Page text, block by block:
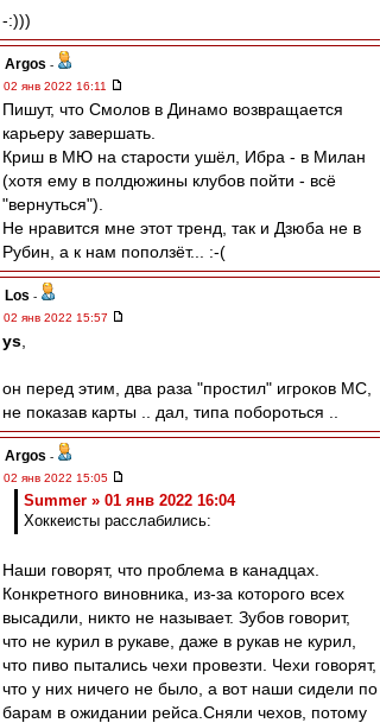
-:)))
Argos -
02 янв 2022 16:11
Пишут, что Смолов в Динамо возвращается
карьеру завершать.
Криш в МЮ на старости ушёл, Ибра - в Милан
(хотя ему в полдюжины клубов пойти - всё
"вернуться").
Не нравится мне этот тренд, так и Дзюба не в
Рубин, а к нам поползёт... :-(
Los -
02 янв 2022 15:57
ys
он перед этим, два раза "простил" игроков МС,
не показав карты .. дал, типа побороться ..
Argos -
02 янв 2022 15:05
Summer » 01 янв 2022 16:04
Хоккеисты расслабились:
Наши говорят, что проблема в канадцах.
Конкретного виновника, из-за которого всех
высадили, никто не называет. Зубов говорит,
что не курил в рукаве, даже в рукав не курил,
что пиво пытались чехи провезти. Чехи говорят,
что у них ничего не было, а вот наши сидели по
барам в ожидании рейса.Сняли чехов, потому